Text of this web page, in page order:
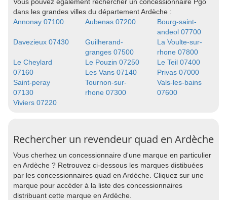
dans les grandes villes du département Ardèche :
Annonay 07100
Aubenas 07200
Bourg-saint-
andeol 07700
Davezieux 07430
Guilherand-
granges 07500
La Voulte-sur-
rhone 07800
Le Cheylard
07160
Le Pouzin 07250
Le Teil 07400
Les Vans 07140
Privas 07000
Saint-peray
07130
Tournon-sur-
rhone 07300
Vals-les-bains
07600
Viviers 07220
Rechercher un revendeur quad en Ardèche
Vous cherhez un concessionnaire d'une marque en particulier
en Ardèche ? Retrouvez ci-dessous les marques distibuées
par les concessionnaires quad en Ardèche. Cliquez sur une
marque pour accéder à la liste des concessionnaires
distribuant cette marque en Ardèche.